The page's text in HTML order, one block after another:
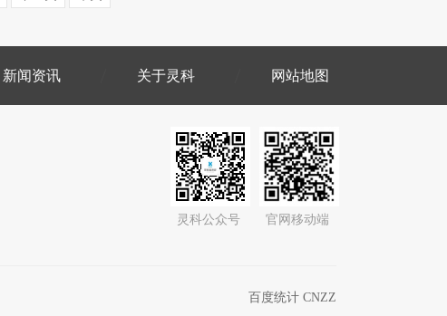
新闻资讯 关于灵科 网站地图
灵科公众号 官网移动端
百度统计 CNZZ